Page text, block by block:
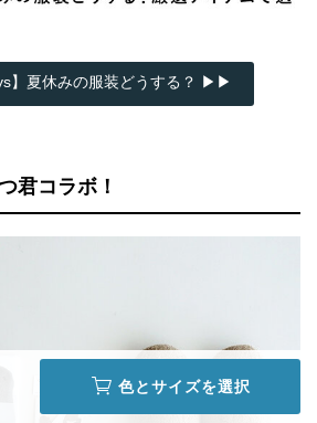
】夏休みの服装どうする？ ▶▶
君コラボ！
色とサイズを選択